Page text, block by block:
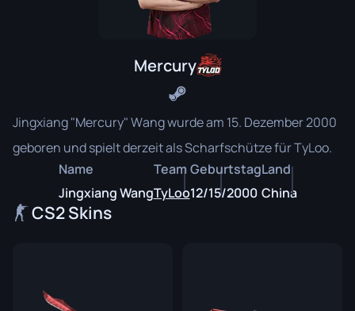
Mercury
Jingxiang "Mercury" Wang wurde am 15. Dezember 2000
geboren und spielt derzeit als Scharfschütze für TyLoo.
Name
Jingxiang Wang
Team
TyLoo
Geburtstag
12/15/2000
Land
China
CS2 Skins